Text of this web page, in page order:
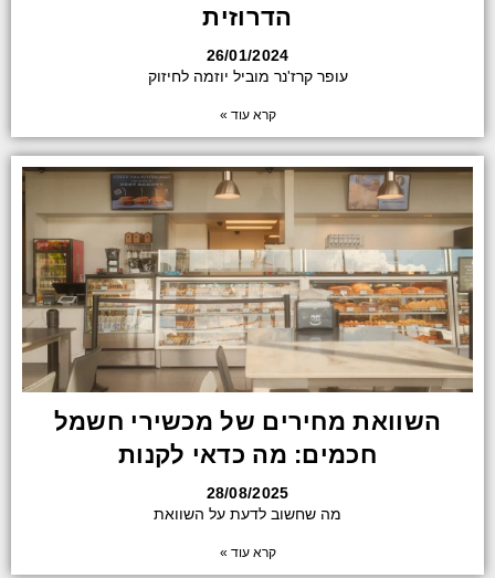
הדרוזית
26/01/2024
עופר קרז'נר מוביל יוזמה לחיזוק
קרא עוד »
השוואת מחירים של מכשירי חשמל
חכמים: מה כדאי לקנות
28/08/2025
מה שחשוב לדעת על השוואת
קרא עוד »